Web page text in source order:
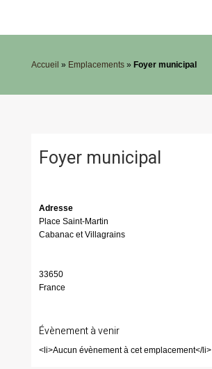
Accueil » Emplacements» Foyer municipal
Foyer municipal
Adresse
Place Saint-Martin
Cabanac et Villagrains
33650
France
Évènement à venir
<li>Aucun évènement à cet emplacement</li>